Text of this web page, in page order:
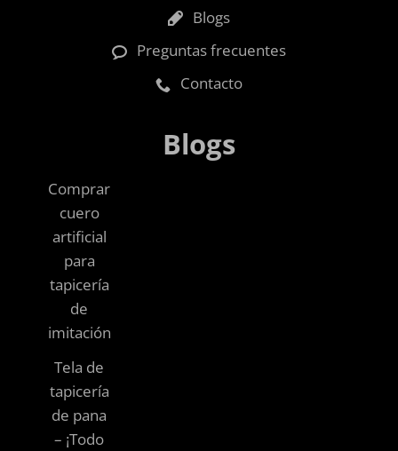
Blogs
Preguntas frecuentes
Contacto
Blogs
Comprar
cuero
artificial
para
tapicería
de
imitación
Tela de
tapicería
de pana
– ¡Todo